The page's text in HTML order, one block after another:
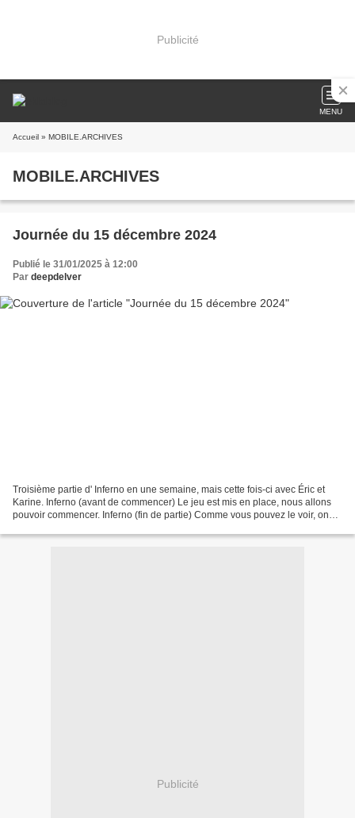
Publicité
MENU
Accueil » MOBILE.ARCHIVES
MOBILE.ARCHIVES
Journée du 15 décembre 2024
Publié le 31/01/2025 à 12:00
Par deepdelver
Troisième partie d' Inferno en une semaine, mais cette fois-ci avec Éric et
Karine. Inferno (avant de commencer) Le jeu est mis en place, nous allons
pouvoir commencer. Inferno (fin de partie) Comme vous pouvez le voir, on
Publicité